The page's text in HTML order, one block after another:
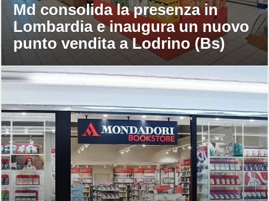
Md consolida la presenza in
Lombardia e inaugura un nuovo
punto vendita a Lodrino (Bs)